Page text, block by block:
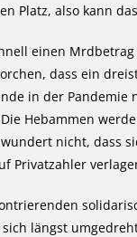
Platz, also kann
einen
dass ein
in der Pandemie
Hebammen
nicht, dass
Privatzahler
längst